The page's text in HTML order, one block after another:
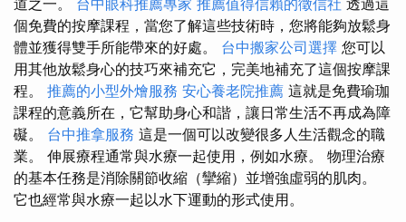
個免費的按摩課程，當您了解這些技術時，您將能夠放鬆身
體並獲得雙手所能帶來的好處。 台中搬家公司選擇 您可以
用其他放鬆身心的技巧來補充它，完美地補充了這個按摩課
程。 推薦的小型外燴服務 安心養老院推薦 這就是免費瑜珈
課程的意義所在，它幫助身心和諧，讓日常生活不再成為障
礙。 台中推拿服務 這是一個可以改變很多人生活觀念的職
業。 伸展療程通常與水療一起使用，例如水療。 物理治療
的基本任務是消除關節收縮（攣縮）並增強虛弱的肌肉。
它也經常與水療一起以水下運動的形式使用。